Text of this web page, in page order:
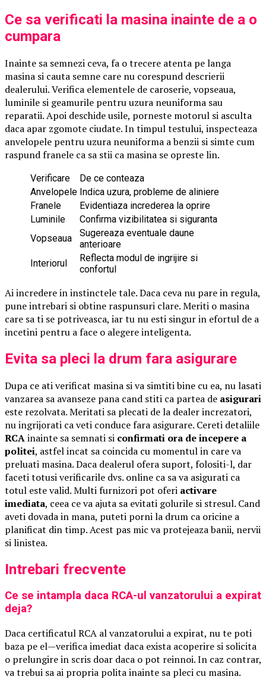
Ce sa verificati la masina inainte de a o
cumpara
Inainte sa semnezi ceva, fa o trecere atenta pe langa
masina si cauta semne care nu corespund descrierii
dealerului. Verifica elementele de caroserie, vopseaua,
luminile si geamurile pentru uzura neuniforma sau
reparatii. Apoi deschide usile, porneste motorul si asculta
daca apar zgomote ciudate. In timpul testului, inspecteaza
anvelopele pentru uzura neuniforma a benzii si simte cum
raspund franele ca sa stii ca masina se opreste lin.
Verificare
De ce conteaza
Anvelopele Indica uzura, probleme de aliniere
Franele
Evidentiaza increderea la oprire
Luminile
Confirma vizibilitatea si siguranta
Vopseaua
Sugereaza eventuale daune
anterioare
Interiorul
Reflecta modul de ingrijire si
confortul
Ai incredere in instinctele tale. Daca ceva nu pare in regula,
pune intrebari si obtine raspunsuri clare. Meriti o masina
care sa ti se potriveasca, iar tu nu esti singur in efortul de a
incetini pentru a face o alegere inteligenta.
Evita sa pleci la drum fara asigurare
Dupa ce ati verificat masina si va simtiti bine cu ea, nu lasati
vanzarea sa avanseze pana cand stiti ca partea de asigurari
este rezolvata. Meritati sa plecati de la dealer increzatori,
nu ingrijorati ca veti conduce fara asigurare. Cereti detaliile
RCAinainte sa semnati si confirmati ora de incepere a
politei, astfel incat sa coincida cu momentul in care va
preluati masina. Daca dealerul ofera suport, folositi-l, dar
faceti totusi verificarile dvs. online ca sa va asigurati ca
totul este valid. Multi furnizori pot oferi activare
imediata, ceea ce va ajuta sa evitati golurile si stresul. Cand
aveti dovada in mana, puteti porni la drum ca oricine a
planificat din timp. Acest pas mic va protejeaza banii, nervii
si linistea.
Intrebari frecvente
Ce se intampla daca RCA-ul vanzatorului a expirat
deja?
Daca certificatul RCA al vanzatorului a expirat, nu te poti
baza pe el—verifica imediat daca exista acoperire si solicita
o prelungire in scris doar daca o pot reinnoi. In caz contrar,
va trebui sa ai propria polita inainte sa pleci cu masina.